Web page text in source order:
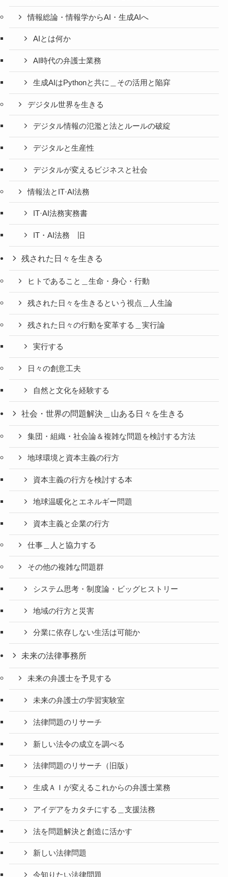
情報総論・情報学からAI・生成AIへ
AIとは何か
AI時代の弁護士業務
生成AIはPythonと共に＿その活用と陥穽
デジタル世界を生きる
デジタル情報の氾濫と法とルールの破綻
デジタルと生産性
デジタルが変えるビジネスと社会
情報法とIT·AI法務
IT·AI法務実務書
IT・AI法務 旧
残された日々を生きる
ヒトであること＿生命・身心・行動
残された日々を生きるという視点＿人生論
残された日々の行動を変革する＿実行論
実行する
日々の創意工夫
自然と文化を経験する
社会・世界の問題解決＿山ある日々を生きる
集団・組織・社会論＆複雑な問題を検討する方法
地球環境と資本主義の行方
資本主義の行方を検討する本
地球温暖化とエネルギー問題
資本主義と企業の行方
仕事＿人と協力する
その他の複雑な問題群
システム思考・制度論・ビッグヒストリー
地域の行方と災害
分業に依存しない生活は可能か
未来の法律事務所
未来の弁護士を予見する
未来の弁護士の学習実験室
法律問題のリサーチ
新しい法令の成立を調べる
法律問題のリサーチ（旧版）
生成ＡＩが変えるこれからの弁護士業務
アイデアをカタチにする＿支援法務
法を問題解決と創造に活かす
新しい法律問題
今知りたい法律問題